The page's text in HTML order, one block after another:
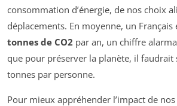
consommation d’énergie, de nos choix
déplacements. En moyenne, un Français
tonnes de CO2 par an, un chiffre
que pour préserver la planète, il faudrait
tonnes par personne.
Pour mieux appréhender l’impact de